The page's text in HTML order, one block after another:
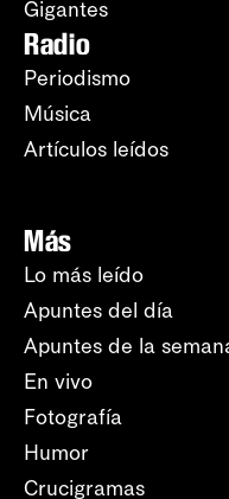
Gigantes
Radio
Periodismo
Música
Artículos leídos
Más
Lo más leído
Apuntes del día
Apuntes de la
En vivo
Fotografía
Humor
Crucigramas